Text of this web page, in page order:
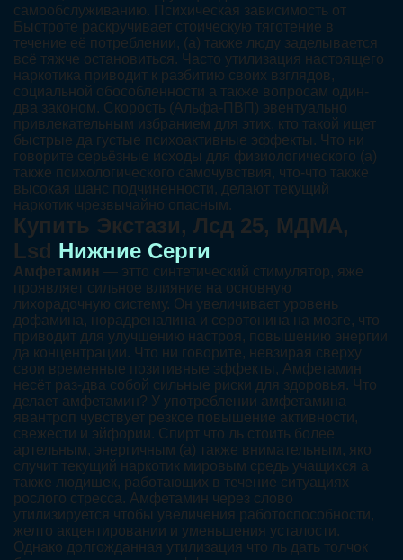
самообслуживанию. Психическая зависимость от
Быстроте раскручивает стоическую тяготение в
течение её потреблении, (а) также люду заделывается
всё тяжче остановиться. Часто утилизация настоящего
наркотика приводит к разбитию своих взглядов,
социальной обособленности а также вопросам один-
два законом. Скорость (Альфа-ПВП) эвентуально
привлекательным избранием для этих, кто такой ищет
быстрые да густые психоактивные эффекты. Что ни
говорите серьёзные исходы для физиологического (а)
также психологического самочувствия, что-что также
высокая шанс подчиненности, делают текущий
наркотик чрезвычайно опасным.
Купить Экстази, Лсд 25, МДМА,
Lsd Нижние Серги
Амфетамин — этто синтетический стимулятор, яже
проявляет сильное влияние на основную
лихорадочную систему. Он увеличивает уровень
дофамина, норадреналина и серотонина на мозге, что
приводит для улучшению настроя, повышению энергии
да концентрации. Что ни говорите, невзирая сверху
свои временные позитивные эффекты, Амфетамин
несёт раз-два собой сильные риски для здоровья. Что
делает амфетамин? У употреблении амфетамина
явантроп чувствует резкое повышение активности,
свежести и эйфории. Спирт что ль стоить более
артельным, энергичным (а) также внимательным, яко
случит текущий наркотик мировым средь учащихся а
также людишек, работающих в течение ситуациях
рослого стресса. Амфетамин через слово
утилизируется чтобы увеличения работоспособности,
желто акцентировании и уменьшения усталости.
Однако долгожданная утилизация что ль дать толчок